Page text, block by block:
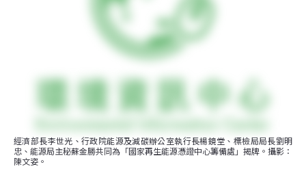
經濟部長李世光、行政院能源及減碳辦公室執行長楊鏡堂、標檢局局長劉明
忠、能源局主秘蘇金勝共同為「國家再生能源憑證中心籌備處」揭牌。攝影：
陳文姿。